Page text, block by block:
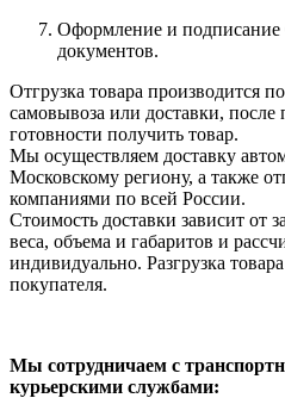
Оформление и подписание
документов.
Отгрузка товара производится
самовывоза или доставки,
готовности получить товар.
Мы осуществляем доставку
Московскому региону, а также
компаниями по всей России.
Стоимость доставки зависит от
веса, объема и габаритов и
индивидуально. Разгрузка
покупателя.
Мы сотрудничаем с
курьерскими службами: